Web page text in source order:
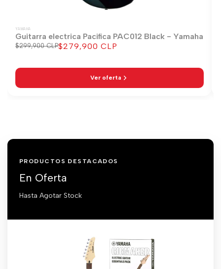
YAMAHA
Guitarra electrica Pacifica PAC012 Black - Yamaha
Precio
$299,900 CLPPrecio
$279,900 CLP
Ver oferta
PRODUCTOS DESTACADOS
En Oferta
Hasta Agotar Stock